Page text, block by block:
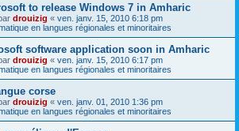
to release Windows 7 in Amharic
drouizig « ven. janv. 15, 2010 6:18 pm
en langues régionales et minoritaires
software application soon in Amharic
drouizig « ven. janv. 15, 2010 6:17 pm
en langues régionales et minoritaires
corse
drouizig « ven. janv. 01, 2010 1:36 pm
en langues régionales et minoritaires